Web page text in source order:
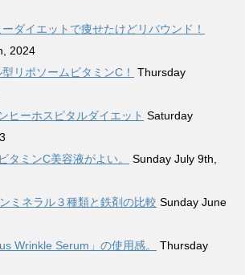
ダイエットで痩せたけどリバウンド！
2024
リポソームビタミンC！
Thursday
ヒーホスピタルダイエット Saturday
タミンC美容液がよい。
Sunday July 9th,
ミネラル３種類と鉄剤の比較 Sunday June
Wrinkle Serum」の使用感。
Thursday